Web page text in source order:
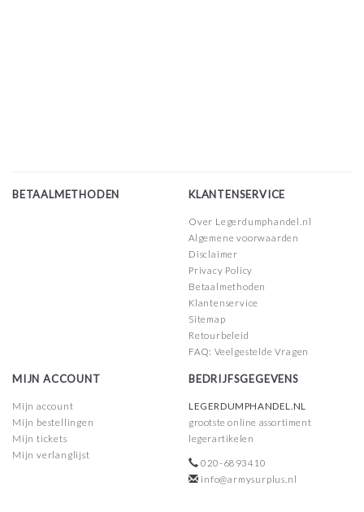
BETAALMETHODEN KLANTENSERVICE
Over Legerdumphandel.nl
Algemene voorwaarden
Disclaimer
Privacy Policy
Betaalmethoden
Klantenservice
Sitemap
Retourbeleid
FAQ: Veelgestelde Vragen
MIJN ACCOUNT
Mijn account
Mijn bestellingen
Mijn tickets
Mijn verlanglijst
BEDRIJFSGEGEVENS
LEGERDUMPHANDEL.NL
grootste online assortiment
legerartikelen
020-6893410
info@armysurplus.nl